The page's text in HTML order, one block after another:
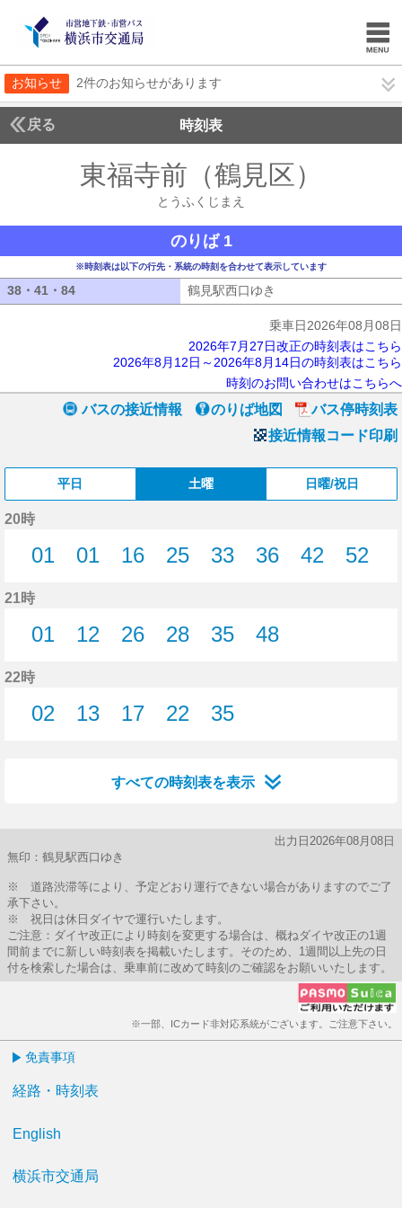
お知らせ 2件のお知らせがあります
戻る 時刻表
東福寺前（鶴見区）
とうふくじまえ
のりば 1
※時刻表は以下の行先・系統の時刻を合わせて表示しています
38・41・84 鶴見駅西口ゆき
乗車日2026年08月08日
2026年7月27日改正の時刻表はこちら
2026年8月12日～2026年8月14日の時刻表はこちら
時刻のお問い合わせはこちらへ
バスの接近情報 のりば地図
バス停時刻表
接近情報コード印刷
平日 土曜 日曜/祝日
20時
01
01
16
25
33
36
42
52
21時
01
12
26
28
35
48
22時
02
13
17
22
35
すべての時刻表を表示
出力日2026年08月08日
無印：鶴見駅西口ゆき
※ 道路渋滞等により、予定どおり運行できない場合がありますのでご了
承下さい。
※ 祝日は休日ダイヤで運行いたします。
ご注意：ダイヤ改正により時刻を変更する場合は、概ねダイヤ改正の1週
間前までに新しい時刻表を掲載いたします。そのため、1週間以上先の日
付を検索した場合は、乗車前に改めて時刻のご確認をお願いいたします。
※一部、ICカード非対応系統がございます。ご注意下さい。
免責事項
経路・時刻表
English
横浜市交通局